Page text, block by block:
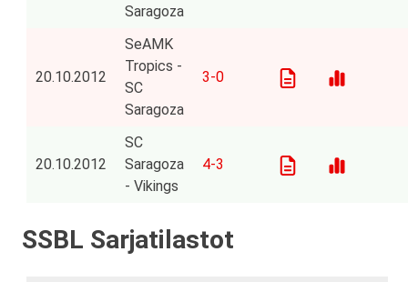
Saragoza
20.10.2012
SeAMK
Tropics -
SC
Saragoza
3-0
20.10.2012
SC
Saragoza
- Vikings
4-3
SSBL Sarjatilastot